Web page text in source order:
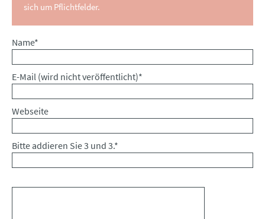
sich um Pflichtfelder.
Pflichtfeld
Name*
Pflichtfeld
E-Mail (wird nicht veröffentlicht)*
Webseite
Bitte addieren Sie 3 und 3.*